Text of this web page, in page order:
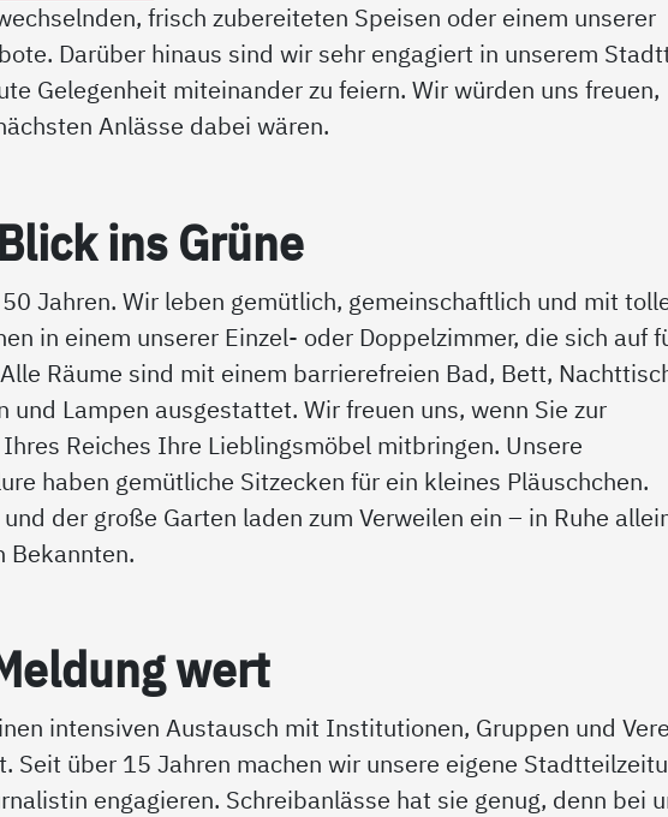
frisch zubereiteten Speisen oder einem unserer
Darüber hinaus sind wir sehr engagiert in unserem
Gelegenheit miteinander zu feiern. Wir würden uns freuen,
Anlässe dabei wären.
ins Grü­ne
Jahren. Wir leben gemütlich, gemeinschaftlich und mit
in einem unserer Einzel- oder Doppelzimmer, die sich auf
Räume sind mit einem barrierefreien Bad, Bett,
und Lampen ausgestattet. Wir freuen uns, wenn Sie zur
Reiches Ihre Lieblingsmöbel mitbringen. Unsere
haben gemütliche Sitzecken für ein kleines Pläuschchen.
der große Garten laden zum Verweilen ein – in Ruhe
Bekannten.
wert
intensiven Austausch mit Institutionen, Gruppen und
Seit über 15 Jahren machen wir unsere eigene
engagieren. Schreibanlässe hat sie genug, denn bei